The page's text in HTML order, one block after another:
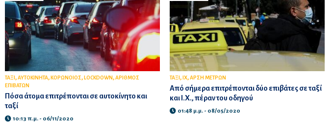
ΤΑΞΙ ,ΑΥΤΟΚΙΝΗΤΑ, ΚΟΡΩΝΟΙΟΣ, LOCKDOWN,ΑΡΙΘΜΟΣ
ΕΠΙΒΑΤΩΝ
Πόσα άτομα επιτρέπονται σε αυτοκίνητο και
ταξί
10:13 π.μ. - 06/11/2020
ΤΑΞΙ , ΙΧ,ΑΡΣΗ ΜΕΤΡΩΝ
Από σήμερα επιτρέπονται δύο επιβάτες σε ταξί
και Ι.Χ., πέραν του οδηγού
01:48 μ.μ. - 08/05/2020